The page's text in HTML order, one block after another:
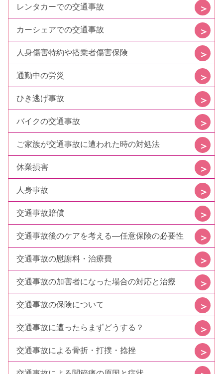
レンタカーでの交通事故
カーシェアでの交通事故
人身傷害特約や搭乗者傷害保険
通勤中の労災
ひき逃げ事故
バイクの交通事故
ご家族が交通事故に遭われた時の対処法
休業損害
人身事故
交通事故賠償
交通事故後のケアを考える—任意保険の必要性
交通事故の慰謝料・治療費
交通事故の加害者になった場合の対応と治療
交通事故の保険について
交通事故に遭ったらまずどうする？
交通事故による骨折・打撲・捻挫